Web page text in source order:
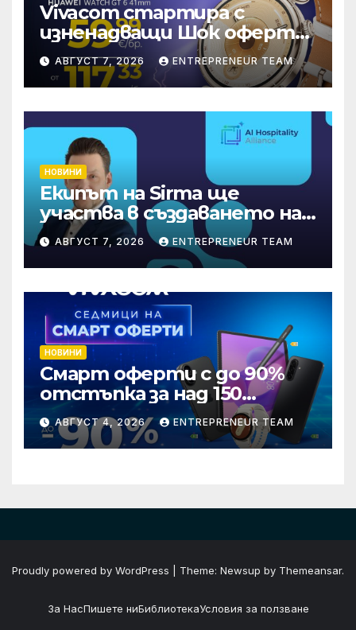
Vivacom стартира с
изненадващи Шок оферти
през август онлайн
АВГУСТ 7, 2026 ENTREPRENEUR TEAM
НОВИНИ
Екипът на Sirma ще
участва в създаването на
международните
стандарти за навлизане на
изкуствен интелект в
хотелиерството
АВГУСТ 7, 2026 ENTREPRENEUR TEAM
НОВИНИ
Смарт оферти с до 90%
отстъпка за над 150
устройства от Vivacom
през август
АВГУСТ 4, 2026 ENTREPRENEUR TEAM
Proudly powered by WordPress Theme: Newsup by Themeansar.
За НасПишете ниБиблиотекаУсловия за ползване